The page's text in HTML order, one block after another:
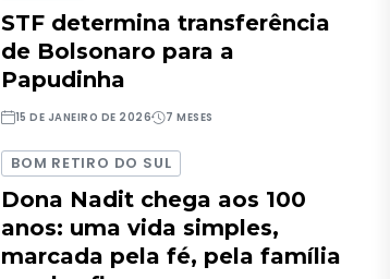
STF determina transferência
de Bolsonaro para a
Papudinha
15 DE JANEIRO DE 2026 7 MESES
BOM RETIRO DO SUL
Dona Nadit chega aos 100
anos: uma vida simples,
marcada pela fé, pela família